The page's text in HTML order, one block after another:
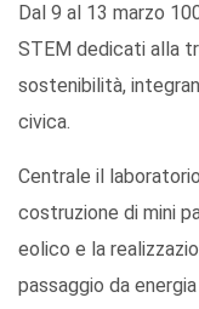
Dal 9 al 13 marzo
STEM dedicati alla
sostenibilità,
civica.
Centrale il
costruzione di mini
eolico e la
passaggio da